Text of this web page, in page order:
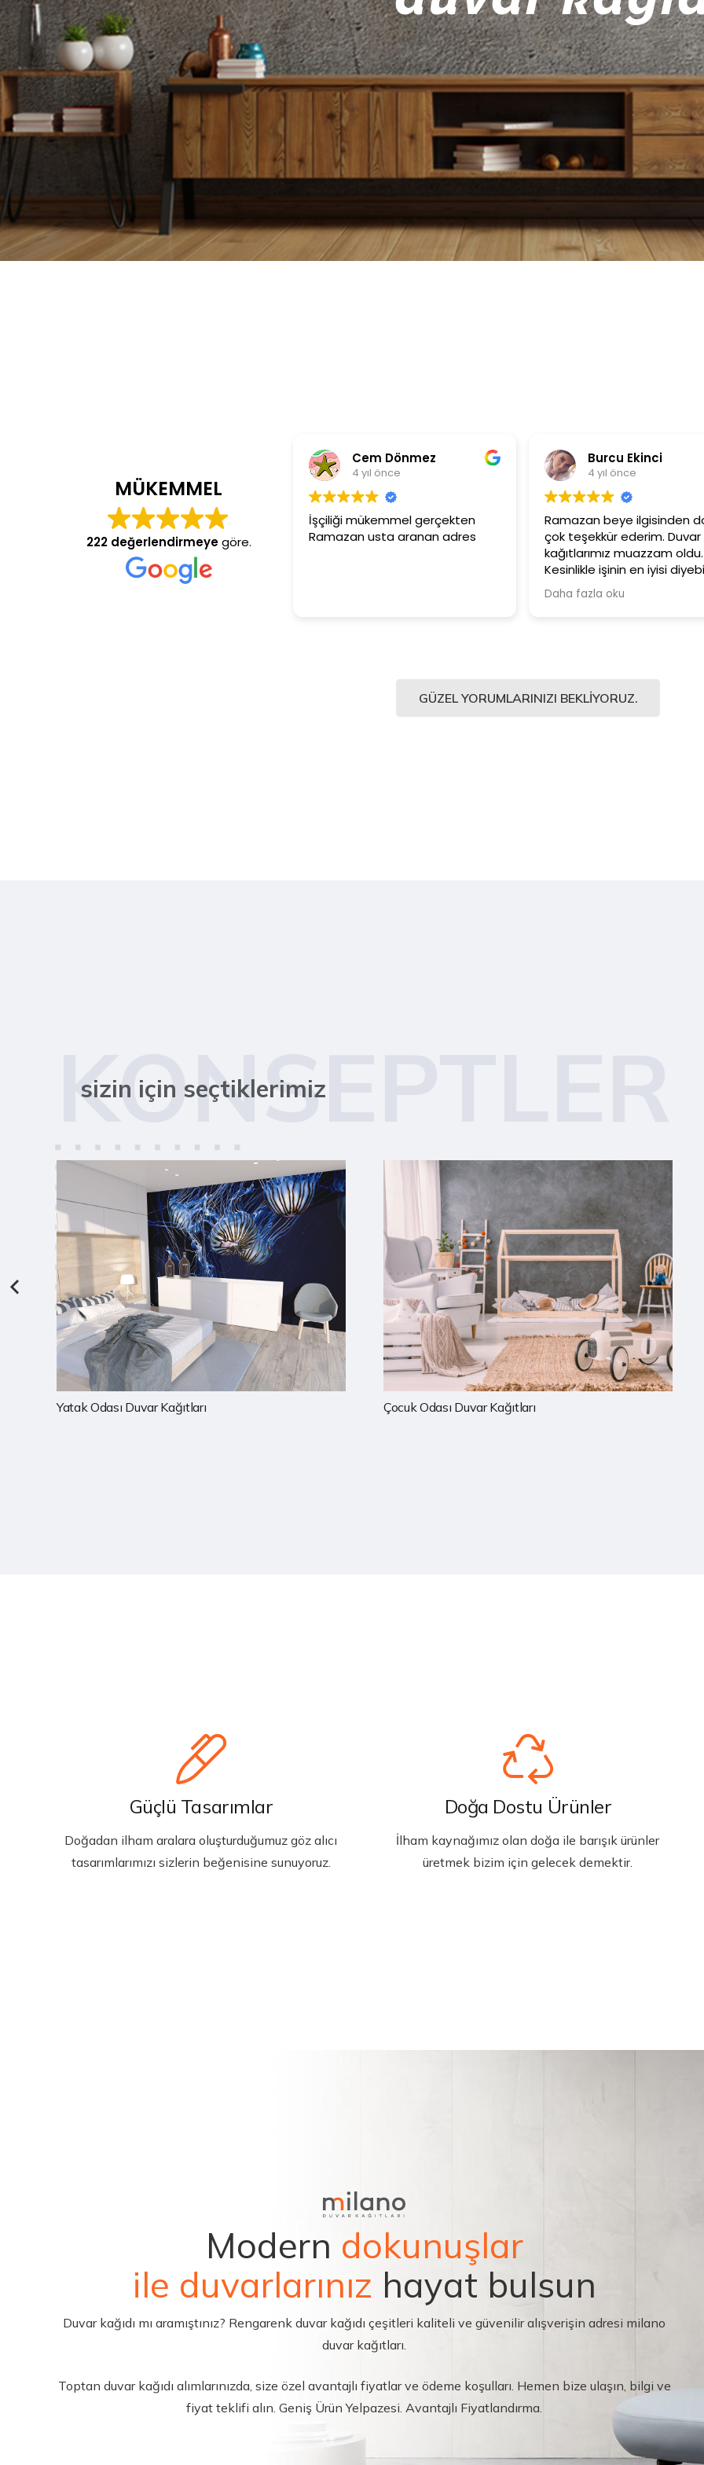
MÜKEMMEL
222 değerlendirmeyegöre.
Cem Dönmez
4 yıl önce
İşçiliği mükemmel gerçekten
Ramazan usta aranan adres
Burcu Ekinci
4 yıl önce
Ramazan beye ilgisinden dolayı
çok teşekkür ederim. Duvar
kağıtlarımız muazzam oldu.
Kesinlikle işinin en iyisi diyebilirim.
Şiddetle tavsiye ediyorum.
Daha fazla oku
GÜZEL YORUMLARINIZI BEKLIYORUZ.
KONSEPTLER
sizin için seçtiklerimiz
Çocuk Odası Duvar Kağıtları Mutfak Duvar Kağıtları
Güçlü Tasarımlar
Doğadan ilham aralara oluşturduğumuz göz alıcı
tasarımlarımızı sizlerin beğenisine sunuyoruz.
Doğa Dostu Ürünler
İlham kaynağımız olan doğa ile barışık ürünler
üretmek bizim için gelecek demektir.
Modern dokunuşlar
ile duvarlarınız hayat bulsun
Duvar kağıdı mı aramıştınız? Rengarenk duvar kağıdı çeşitleri kaliteli ve güvenilir alışverişin adresi milano
duvar kağıtları.
Toptan duvar kağıdı alımlarınızda, size özel avantajlı fiyatlar ve ödeme koşulları. Hemen bize ulaşın, bilgi ve
fiyat teklifi alın. Geniş Ürün Yelpazesi. Avantajlı Fiyatlandırma.